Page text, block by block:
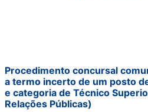
Procedimento concursal
a termo incerto de um posto
e categoria de Técnico
Relações Públicas)